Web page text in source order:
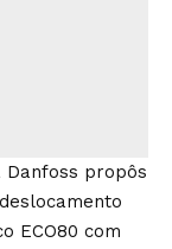
Danfoss propôs
ECO80 com